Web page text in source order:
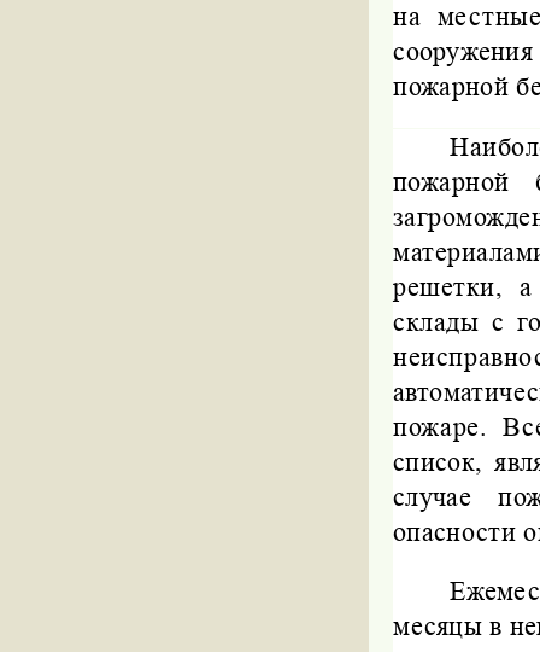
на
пожарной
пожарной
решетки, а
склады с
пожаре.
список,
случае
опасности
месяцы в